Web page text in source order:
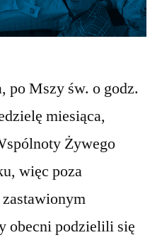
po Mszy św. o godz.
miesiąca,
Żywego
więc poza
obecni podzielili się